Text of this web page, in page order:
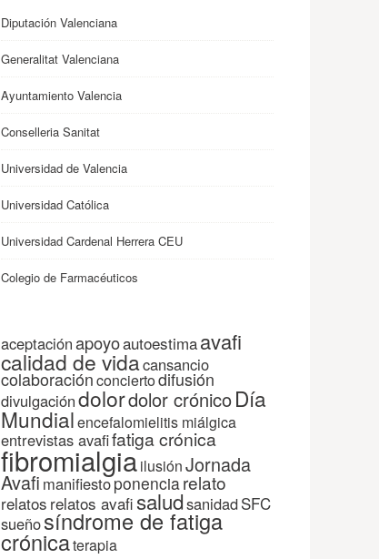
Diputación Valenciana
Generalitat Valenciana
Ayuntamiento Valencia
Conselleria Sanitat
Universidad de Valencia
Universidad Católica
Universidad Cardenal Herrera CEU
Colegio de Farmacéuticos
aceptaciónapoyoautoestimaavafi
calidad de vidacansancio
colaboraciónconciertodifusión
divulgacióndolordolor crónicoDía
Mundialencefalomielitis miálgica
entrevistas avafifatiga crónica
fibromialgiailusiónJornada
Avafi manifiestoponenciarelato
relatos relatos avafisaludsanidadSFC
sueñosíndrome de fatiga
crónicaterapia